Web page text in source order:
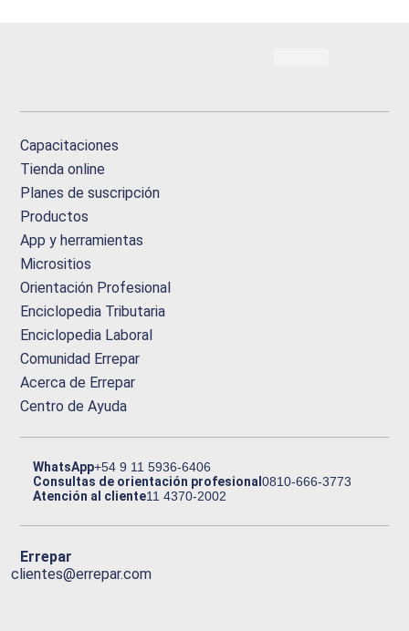
Capacitaciones
Tienda online
Planes de suscripción
Productos
App y herramientas
Micrositios
Orientación Profesional
Enciclopedia Tributaria
Enciclopedia Laboral
Comunidad Errepar
Acerca de Errepar
Centro de Ayuda
WhatsApp+54 9 11 5936-6406
Consultas de orientación profesional0810-666-3773
Atención al cliente11 4370-2002
Errepar
clientes@errepar.com